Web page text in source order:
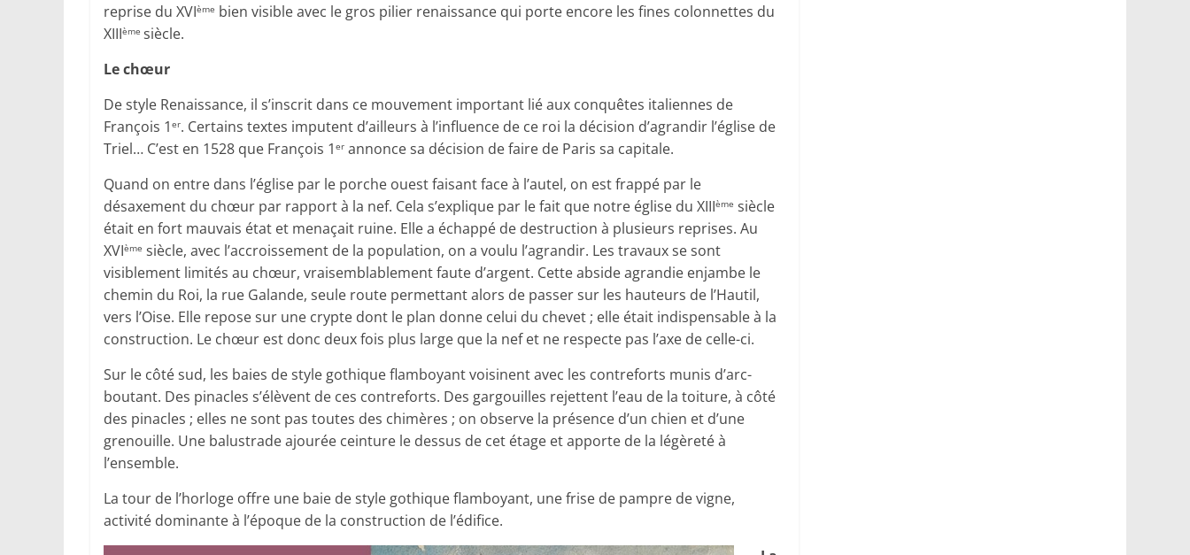
reprise du XVIème bien visible avec le gros pilier renaissance qui porte encore les fines colonnettes du
XIIIème siècle.
Le chœur
De style Renaissance, il s’inscrit dans ce mouvement important lié aux conquêtes italiennes de
François 1 er. Certains textes imputent d’ailleurs à l’influence de ce roi la décision d’agrandir l’église de
Triel… C’est en 1528 que François 1 er annonce sa décision de faire de Paris sa capitale.
Quand on entre dans l’église par le porche ouest faisant face à l’autel, on est frappé par le
désaxement du chœur par rapport à la nef. Cela s’explique par le fait que notre église du XIIIème siècle
était en fort mauvais état et menaçait ruine. Elle a échappé de destruction à plusieurs reprises. Au
XVIème siècle, avec l’accroissement de la population, on a voulu l’agrandir. Les travaux se sont
visiblement limités au chœur, vraisemblablement faute d’argent. Cette abside agrandie enjambe le
chemin du Roi, la rue Galande, seule route permettant alors de passer sur les hauteurs de l’Hautil,
vers l’Oise. Elle repose sur une crypte dont le plan donne celui du chevet ; elle était indispensable à la
construction. Le chœur est donc deux fois plus large que la nef et ne respecte pas l’axe de celle-ci.
Sur le côté sud, les baies de style gothique flamboyant voisinent avec les contreforts munis d’arc-
boutant. Des pinacles s’élèvent de ces contreforts. Des gargouilles rejettent l’eau de la toiture, à côté
des pinacles ; elles ne sont pas toutes des chimères ; on observe la présence d’un chien et d’une
grenouille. Une balustrade ajourée ceinture le dessus de cet étage et apporte de la légèreté à
l’ensemble.
La tour de l’horloge offre une baie de style gothique flamboyant, une frise de pampre de vigne,
activité dominante à l’époque de la construction de l’édifice.